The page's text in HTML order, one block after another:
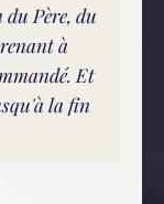
Père, du
à
Et
la fin